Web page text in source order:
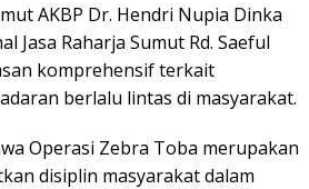
AKBP Dr. Hendri Nupia Dinka
Jasa Raharja Sumut Rd. Saeful
komprehensif terkait
berlalu lintas di masyarakat.
Operasi Zebra Toba merupakan
disiplin masyarakat dalam